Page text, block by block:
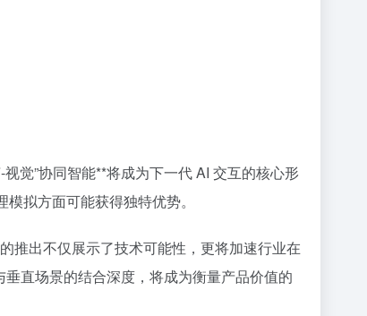
觉”协同智能**将成为下一代 AI 交互的核心形
拟方面可能获得独特优势。
推出不仅展示了技术可能性，更将加速行业在
直场景的结合深度，将成为衡量产品价值的